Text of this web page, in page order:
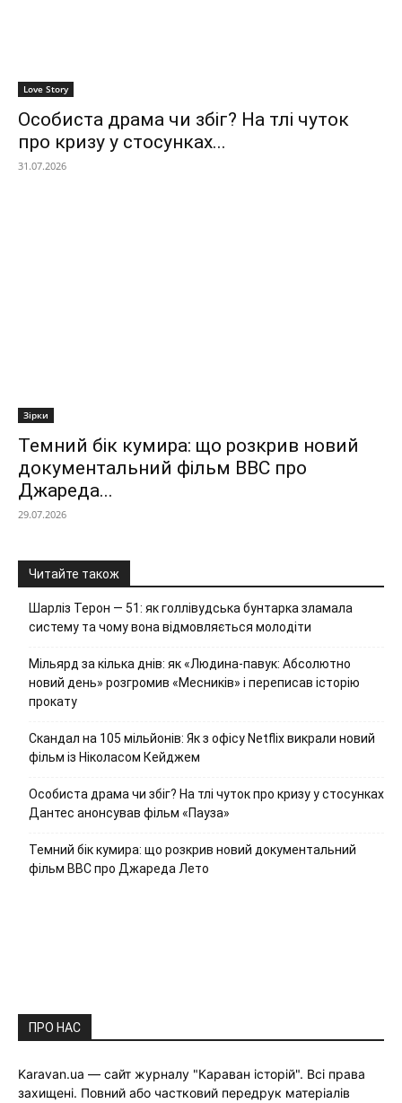
Love Story
Особиста драма чи збіг? На тлі чуток
про кризу у стосунках...
31.07.2026
Зірки
Темний бік кумира: що розкрив новий
документальний фільм ВВС про
Джареда...
29.07.2026
Читайте також
Шарліз Терон — 51: як голлівудська бунтарка зламала
систему та чому вона відмовляється молодіти
Мільярд за кілька днів: як «Людина-павук: Абсолютно
новий день» розгромив «Месників» і переписав історію
прокату
Скандал на 105 мільйонів: Як з офісу Netflix викрали новий
фільм із Ніколасом Кейджем
Особиста драма чи збіг? На тлі чуток про кризу у стосунках
Дантес анонсував фільм «Пауза»
Темний бік кумира: що розкрив новий документальний
фільм ВВС про Джареда Лето
ПРО НАС
Karavan.ua — сайт журналу "Караван історій". Всі права
захищені. Повний або частковий передрук матеріалів